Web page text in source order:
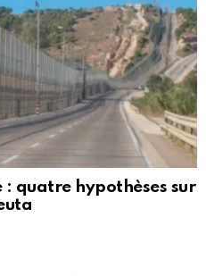
quatre hypothèses sur